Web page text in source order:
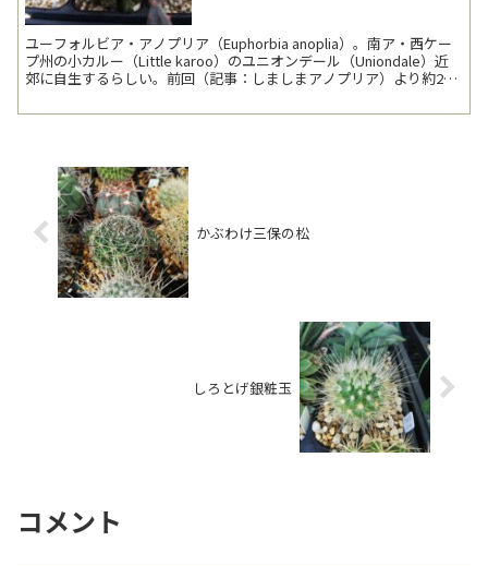
ユーフォルビア・アノプリア（Euphorbia anoplia）。南ア・西ケー
プ州の小カルー（Little karoo）のユニオンデール（Uniondale）近
郊に自生するらしい。前回（記事：しましまアノプリア）より約2年
かぶわけ三保の松
しろとげ銀粧玉
コメント